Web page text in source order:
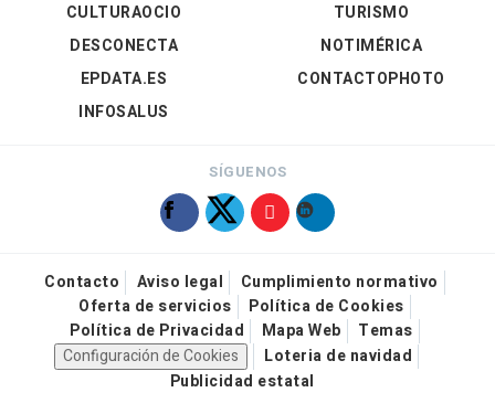
CULTURAOCIO
DESCONECTA
EPDATA.ES
INFOSALUS
TURISMO
NOTIMÉRICA
CONTACTOPHOTO
SÍGUENOS
Contacto Aviso legal
Cumplimiento normativo
Oferta de servicios
Política de Cookies
Política de Privacidad
Mapa Web
Temas
Configuración de Cookies
Loteria de navidad
Publicidad estatal